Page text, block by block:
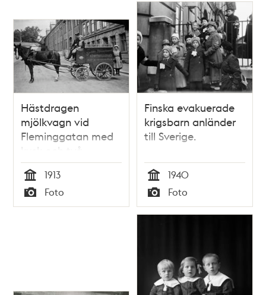
Hästdragen
mjölkvagn vid
Fleminggatan med
kusk och två
kvinnliga biträden.
Tid
1913
Typ
Foto
Finska evakuerade
krigsbarn anländer
till Sverige.
Tid
1940
Typ
Foto